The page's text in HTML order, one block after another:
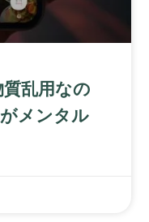
乱用なの
メンタル